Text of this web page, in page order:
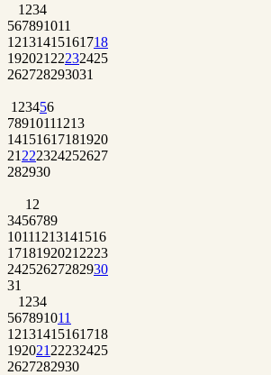
1 234
567891011
12131415161718
192021 22232425
262728293031
1 23456
78910111213
14151617181920
21 222324252627
282930
1 2
3456789
10111213141516
1718192021 2223
24252627282930
31
1 234
567891011
12131415161718
192021 22232425
2627282930